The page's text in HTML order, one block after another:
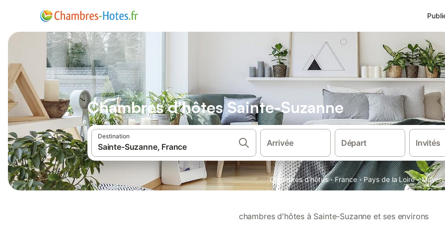
Chambres d'hôtes Sainte-Suzanne
Destination
Arrivée Départ Invités
Chambres d'hôtes · France · Pays de la Loire ·
chambres d'hôtes à Sainte-Suzanne et ses environs